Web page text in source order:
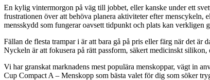
En kylig vintermorgon på väg till jobbet, eller kanske under ett
frustrationen över att behöva planera aktiviteter efter menscykeln,
mensskydd som fungerar oavsett tidpunkt och plats kan
Fällan de flesta trampar i är att bara gå på pris eller färg när det
Nyckeln är att fokusera på rätt passform, säkert medicinskt
Vi har granskat marknadens mest populära menskoppar, vägt in
Cup Compact A – Menskopp som bästa valet för dig som söker